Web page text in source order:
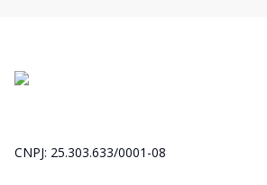
CNPJ: 25.303.633/0001-08